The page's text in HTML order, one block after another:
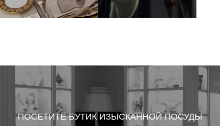
ПОСЕТИТЕ БУТИК ИЗЫСКАННОЙ ПОСУДЫ